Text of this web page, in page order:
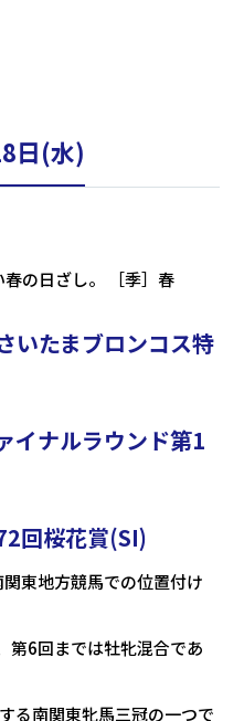
日(水)
の日ざし。 ［季］春
たまブロンコス特
ナルラウンド第1
回桜花賞(SI)
東地方競馬での位置付け
第6回までは牡牝混合であ
る南関東牝馬三冠の一つで